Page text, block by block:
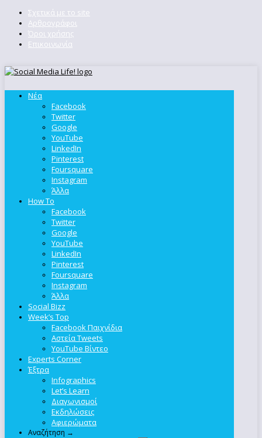
Σχετικά με το site
Αρθρογράφοι
Όροι χρήσης
Επικοινωνία
Νέα
Facebook
Twitter
Google
YouTube
LinkedIn
Pinterest
Foursquare
Instagram
Άλλα
How To
Facebook
Twitter
Google
YouTube
LinkedIn
Pinterest
Foursquare
Instagram
Άλλα
Social Bizz
Week’s Top
Facebook Παιχνίδια
Αστεία Tweets
YouTube Βίντεο
Experts Corner
Έξτρα
Infographics
Let’s Learn
Διαγωνισμοί
Εκδηλώσεις
Αφιερώματα
Αναζήτηση →